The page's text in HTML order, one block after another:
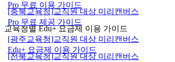
Pro 무료 이용 가이드
[충북교육청]교직원 대상 미리캔버스
Pro 무료 제공 가이드
교육청별 Edu+ 요금제 이용 가이드
[광주교육청]교직원 대상 미리캔버스
Edu+ 요금제 이용 가이드
[전북교육청]교직원 대상 미리캔버스